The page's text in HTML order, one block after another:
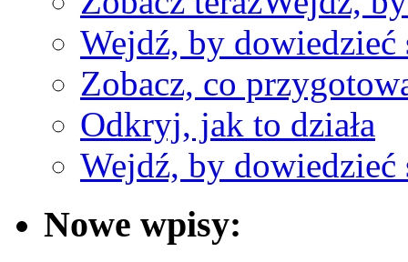
Wejdź, by dowiedzieć
Zobacz, co
Odkryj, jak to działa
Wejdź, by dowiedzieć
Nowe wpisy: